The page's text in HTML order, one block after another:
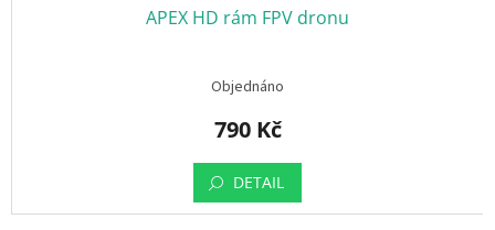
APEX HD rám FPV dronu
Objednáno
790 Kč
DETAIL